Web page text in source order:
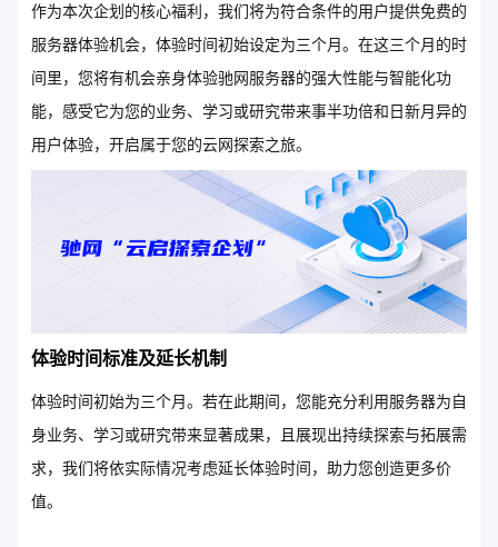
作为本次企划的核心福利，我们将为符合条件的用户提供免费的
服务器体验机会，体验时间初始设定为三个月。在这三个月的时
间里，您将有机会亲身体验驰网服务器的强大性能与智能化功
能，感受它为您的业务、学习或研究带来事半功倍和日新月异的
用户体验，开启属于您的云网探索之旅。
体验时间标准及延长机制
体验时间初始为三个月。若在此期间，您能充分利用服务器为自
身业务、学习或研究带来显著成果，且展现出持续探索与拓展需
求，我们将依实际情况考虑延长体验时间，助力您创造更多价
值。